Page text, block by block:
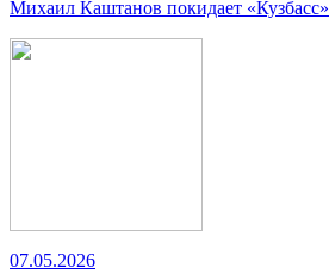
Михаил Каштанов покидает «Кузбасс»
07.05.2026